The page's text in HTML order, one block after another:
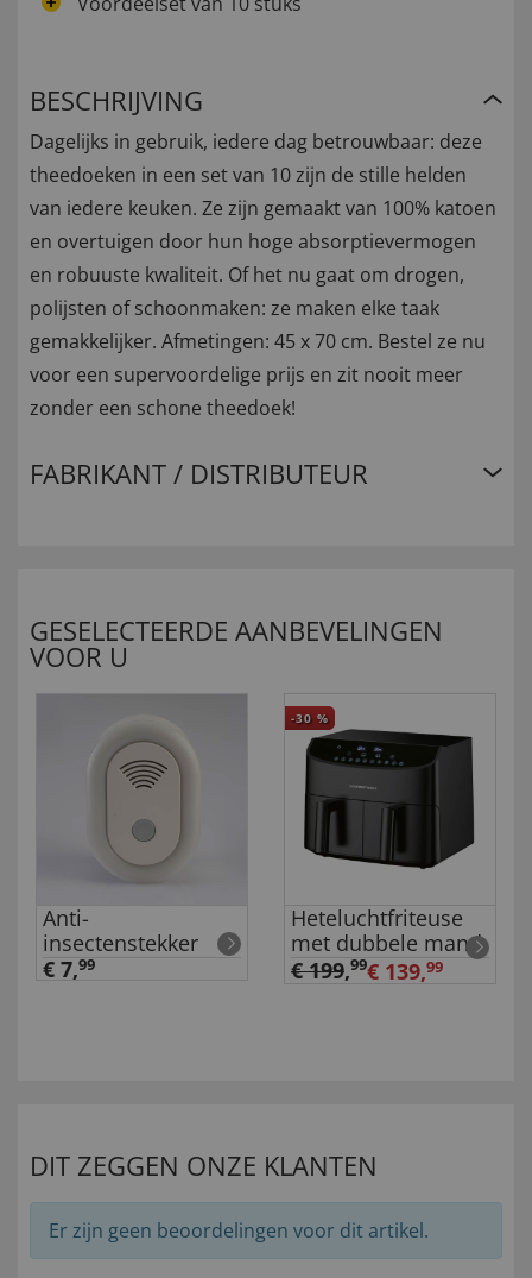
BESCHRIJVING
Dagelijks in gebruik, iedere dag betrouwbaar: deze
theedoeken in een set van 10 zijn de stille helden
van iedere keuken. Ze zijn gemaakt van 100% katoen
en overtuigen door hun hoge absorptievermogen
en robuuste kwaliteit. Of het nu gaat om drogen,
polijsten of schoonmaken: ze maken elke taak
gemakkelijker. Afmetingen: 45 x 70 cm. Bestel ze nu
voor een supervoordelige prijs en zit nooit meer
zonder een schone theedoek!
FABRIKANT / DISTRIBUTEUR
GESELECTEERDE AANBEVELINGEN
VOOR U
Anti-
insectenstekker
€ 7,99
-30 %
Heteluchtfriteuse
met dubbele mand
€ 199,99€ 139,99
DIT ZEGGEN ONZE KLANTEN
Er zijn geen beoordelingen voor dit artikel.